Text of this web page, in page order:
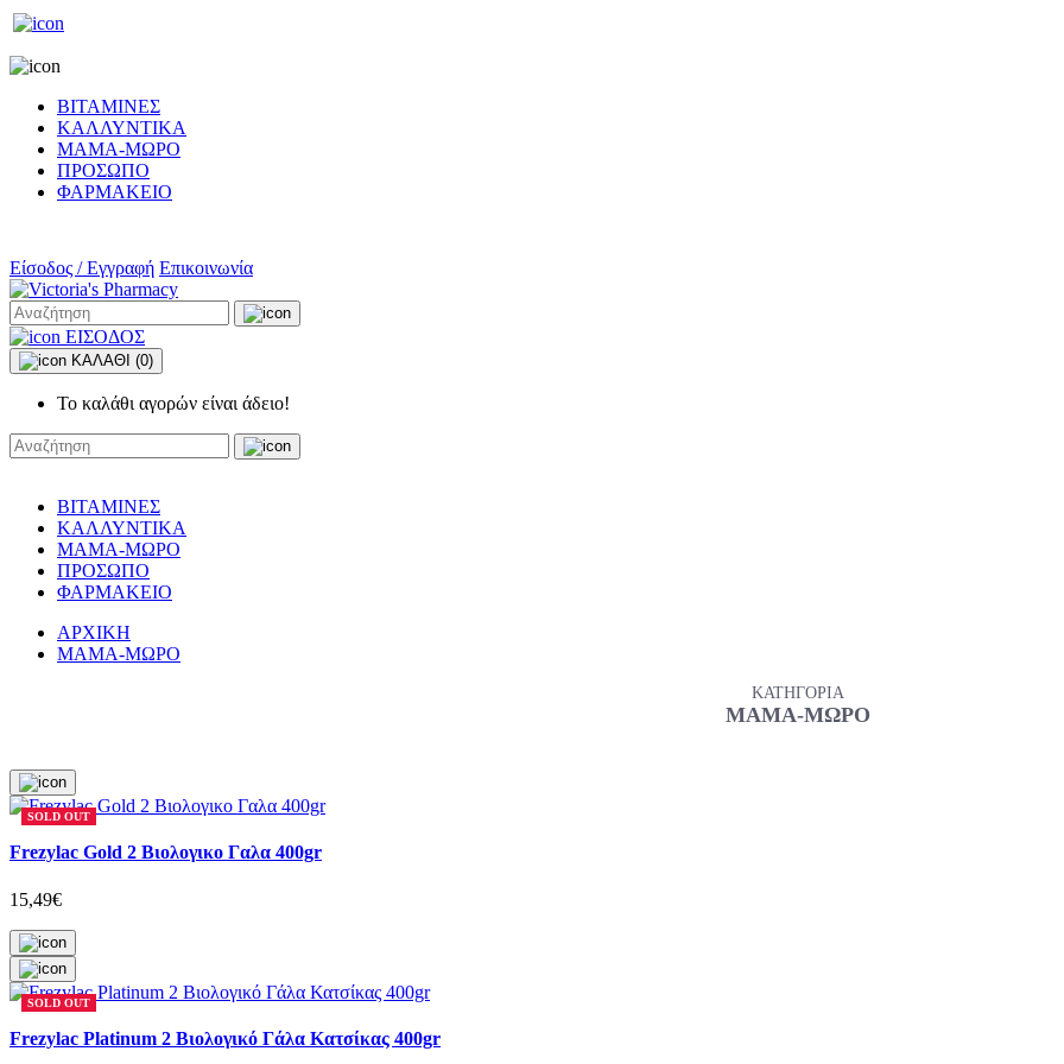
ΒΙΤΑΜΙΝΕΣ
ΚΑΛΛΥΝΤΙΚΑ
ΜΑΜΑ-ΜΩΡΟ
ΠΡΟΣΩΠΟ
ΦΑΡΜΑΚΕΙΟ
Είσοδος / Εγγραφή Επικοινωνία
ΕΙΣΟΔΟΣ
ΚΑΛΑΘΙ (0)
Το καλάθι αγορών είναι άδειο!
ΒΙΤΑΜΙΝΕΣ
ΚΑΛΛΥΝΤΙΚΑ
ΜΑΜΑ-ΜΩΡΟ
ΠΡΟΣΩΠΟ
ΦΑΡΜΑΚΕΙΟ
ΑΡΧΙΚΗ
ΜΑΜΑ-ΜΩΡΟ
ΚΑΤΗΓΟΡΙΑ
ΜΑΜΑ-ΜΩΡΟ
SOLD OUT
Frezylac Gold 2 Βιολογικο Γαλα 400gr
15,49€
SOLD OUT
Frezylac Platinum 2 Βιολογικό Γάλα Κατσίκας 400gr